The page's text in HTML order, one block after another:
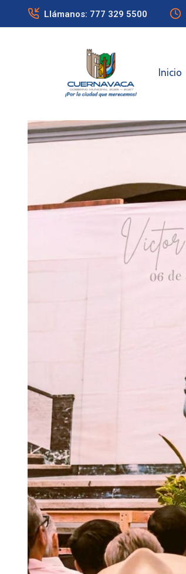
Llámanos: 777 329 5500
Inicio